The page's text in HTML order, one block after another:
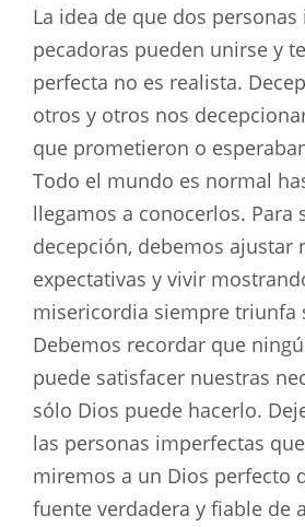
La idea de que dos
pecadoras pueden unirse y
perfecta no es realista.
otros y otros nos
que prometieron o
Todo el mundo es normal
llegamos a conocerlos. Para
decepción, debemos ajustar
expectativas y vivir
misericordia siempre triunfa
Debemos recordar que
puede satisfacer nuestras
sólo Dios puede hacerlo.
las personas imperfectas
miremos a un Dios perfecto
fuente verdadera y fiable de